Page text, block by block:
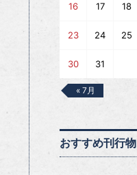
16 17 18
23 24 25
30 31
« 7月
おすすめ刊行物